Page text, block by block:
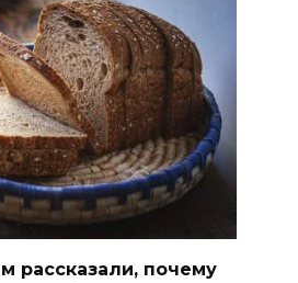
рассказали, почему